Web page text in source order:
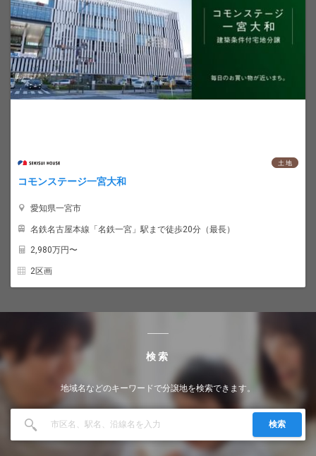
土 地
コモンステージ一宮大和
愛知県一宮市
名鉄名古屋本線「名鉄一宮」駅まで徒歩20分（最長）
2,980万円〜
2区画
検索
地域名などのキーワードで分譲地を検索できます。
検索